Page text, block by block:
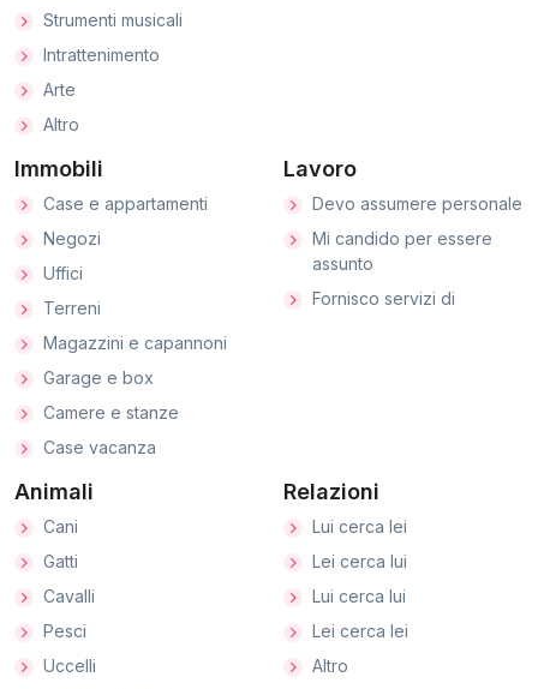
Strumenti musicali
Intrattenimento
Arte
Altro
Immobili
Case e appartamenti
Negozi
Uffici
Terreni
Magazzini e capannoni
Garage e box
Camere e stanze
Case vacanza
Lavoro
Devo assumere personale
Mi candido per essere
assunto
Fornisco servizi di
Animali
Cani
Gatti
Cavalli
Pesci
Uccelli
Relazioni
Lui cerca lei
Lei cerca lui
Lui cerca lui
Lei cerca lei
Altro